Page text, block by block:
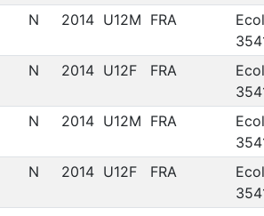
N 2014 U12M FRA
N 2014 U12F FRA
N 2014 U12M FRA
N 2014 U12F FRA